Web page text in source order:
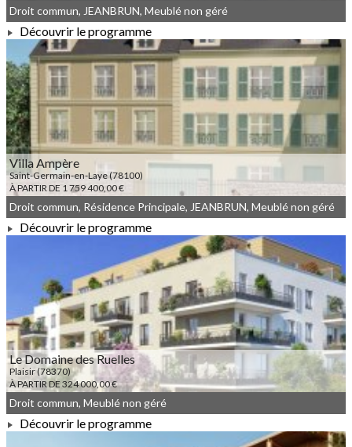
À PARTIR DE 134 000,00 €
Droit commun, JEANBRUN, Meublé non géré
Découvrir le programme
Villa Ampère
Saint-Germain-en-Laye (78100)
À PARTIR DE 1 759 400,00 €
À PARTIR DE 1 759 400,00 €
Droit commun, Résidence Principale, JEANBRUN, Meublé non géré
Découvrir le programme
Le Domaine des Ruelles
Plaisir (78370)
À PARTIR DE 324 000,00 €
Droit commun, Meublé non géré
Découvrir le programme